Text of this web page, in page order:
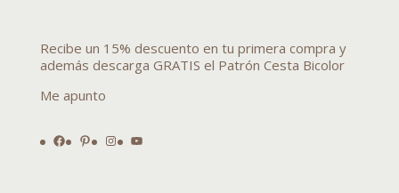
Recibe un 15% descuento en tu primera compra y
además descarga GRATIS el Patrón Cesta Bicolor
Me apunto
Facebook
Pinterest
Instagram
YouTube